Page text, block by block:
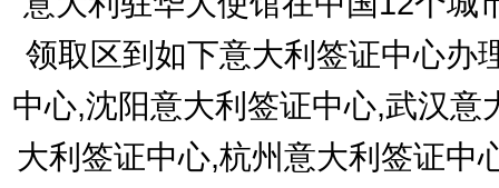
领取区到如下意大利签证中心办
中心,沈阳意大利签证中心,武汉
大利签证中心,杭州意大利签证中